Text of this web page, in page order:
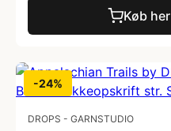
Køb her
-24%
DROPS - GARNSTUDIO